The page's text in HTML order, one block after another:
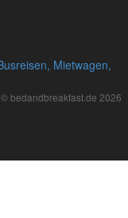
© bedandbreakfast.de 2026